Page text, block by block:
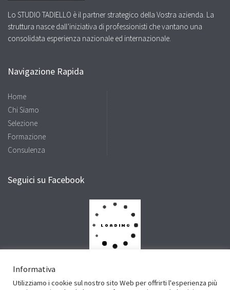
Lo STUDIO TADIELLO è il partner strategico della Vostra azienda. La
struttura nasce dall’iniziativa di professionisti che vantano una
consolidata esperienza nazionale ed internazionale.
Navigazione Rapida
Home
Chi Siamo
Selezione
Formazione
Consulenza
Seguici su Facebook
Informativa
Utilizziamo i cookie sul nostro sito Web per offrirti l'esperienza più